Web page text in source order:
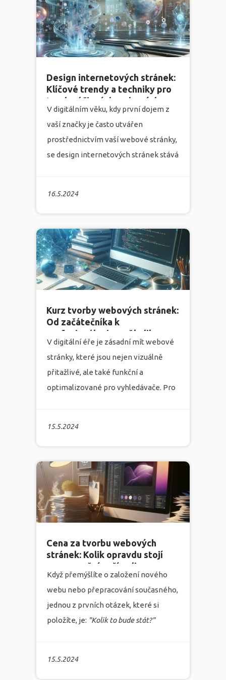
komplexní pohled na tvorbu
webových stránek, který zahrnuje i
transparentní rozpis cen.více
16.5.2024
Design internetových stránek:
Klíčové trendy a techniky pro
tvorbu účinných webových
stránek v roce 2023
V digitálním věku, kdy první dojem z
vaší značky je často utvářen
prostřednictvím vaší webové stránky,
se design internetových stránek stává
marketingová agentura Infonia, která
se specializuje na tvorbu webových
stránek, marketing, grafiku a
programování. Jaký problém tedy
můžete na poli internetového
designu vidět a jaká řešení nabízíme?
více
15.5.2024
Kurz tvorby webových stránek:
Od začátečníka k
profesionálovi za několik
týdnů
V digitální éře je zásadní mít webové
stránky, které jsou nejen vizuálně
přitažlivé, ale také funkční a
optimalizované pro vyhledávače. Pro
Infonia, marketingová agentura
specializující se na tvorbu webových
stránek, marketing, grafiku a
programování, se tímto tématem
zabývá hlouběji v našem nejnovějším
blogovém příspěvku.více
15.5.2024
Cena za tvorbu webových
stránek: Kolik opravdu stojí
zprovoznění vaší online
přítomnosti v roce 2023?
Když přemýšlíte o založení nového
webu nebo přepracování současného,
jednou z prvních otázek, které si
položíte, je: "Kolik to bude stát?"